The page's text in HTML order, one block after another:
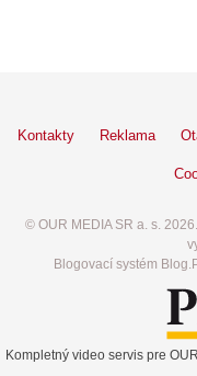
Kontakty Reklama
© OUR MEDIA SR a. s.
Blogovací systém
Kompletný video servis pre